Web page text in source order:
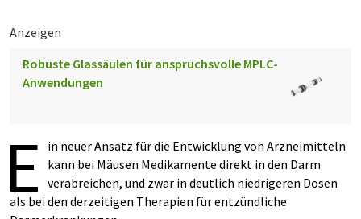
Anzeigen
Robuste Glassäulen für anspruchsvolle MPLC-
Anwendungen
E
in neuer Ansatz für die Entwicklung von Arzneimitteln
kann bei Mäusen Medikamente direkt in den Darm
verabreichen, und zwar in deutlich niedrigeren Dosen
als bei den derzeitigen Therapien für entzündliche